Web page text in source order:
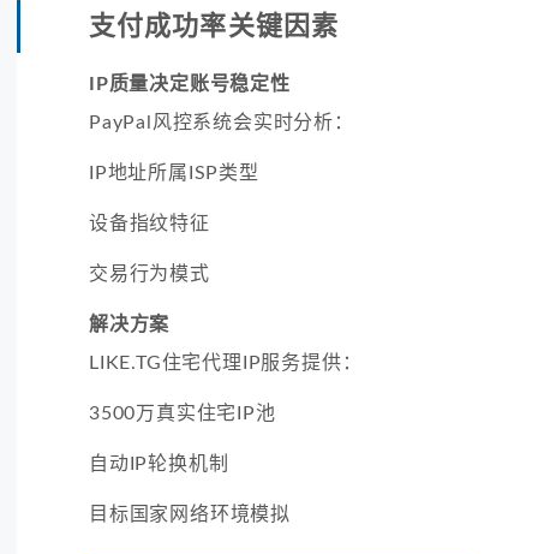
支付成功率关键因素
IP质量决定账号稳定性
PayPal风控系统会实时分析：
IP地址所属ISP类型
设备指纹特征
交易行为模式
解决方案
LIKE.TG住宅代理IP服务提供：
3500万真实住宅IP池
自动IP轮换机制
目标国家网络环境模拟